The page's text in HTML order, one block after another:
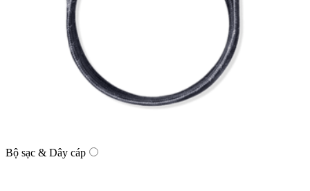
Bộ sạc & Dây cáp